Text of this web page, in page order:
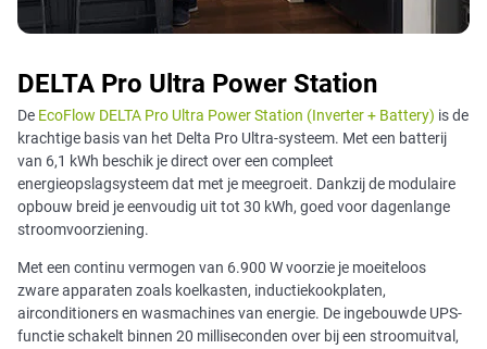
DELTA Pro Ultra Power Station
De EcoFlow DELTA Pro Ultra Power Station (Inverter + Battery) is de
krachtige basis van het Delta Pro Ultra-systeem. Met een batterij
van 6,1 kWh beschik je direct over een compleet
energieopslagsysteem dat met je meegroeit. Dankzij de modulaire
opbouw breid je eenvoudig uit tot 30 kWh, goed voor dagenlange
stroomvoorziening.
Met een continu vermogen van 6.900 W voorzie je moeiteloos
zware apparaten zoals koelkasten, inductiekookplaten,
airconditioners en wasmachines van energie. De ingebouwde UPS-
functie schakelt binnen 20 milliseconden over bij een stroomuitval,